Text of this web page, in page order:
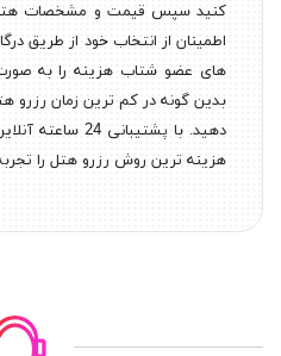
کنید سپس قیمت و مشخصات هتل
اطمینان از انتخاب خود از طریق
های عضو شتاب هزینه را به صورت
بدین گونه در کم ترین زمان رزرو
دهید. با
هزینه ترین روش رزرو هتل را